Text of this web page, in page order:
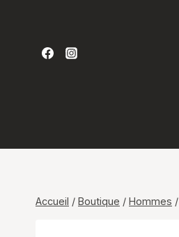
contenu
Accueil / Boutique / Hommes /